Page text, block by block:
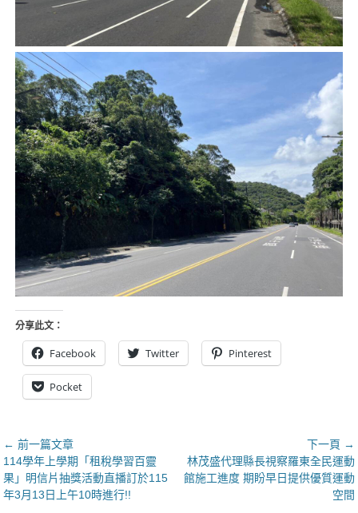
分享此文：
Facebook Twitter Pinterest
Pocket
文
章
導
覽
← 前一篇文章
上
一
篇
114學年上學期「租稅學習百靈
果」明信片抽獎活動直播訂於115
年3月13日上午10時進行!!
下一頁 →
下
一
林茂盛代理縣長視察羅東全民運動
館施工進度 期盼早日提供優質運動
空間